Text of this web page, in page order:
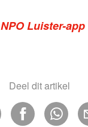
NPO Luister-app
Deel dit artikel